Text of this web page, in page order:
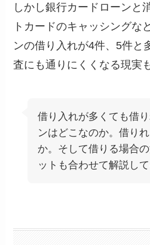
しかし銀行カードローンと
トカードのキャッシングな
ンの借り入れが4件、5件と
査にも通りにくくなる現実
借り入れが多くても借
ンはどこなのか。借り
か。そして借りる場合
ットも合わせて解説して